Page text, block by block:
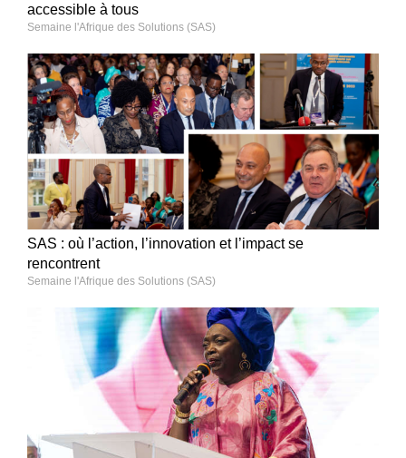
accessible à tous
Semaine l'Afrique des Solutions (SAS)
SAS : où l’action, l’innovation et l’impact se
rencontrent
Semaine l'Afrique des Solutions (SAS)